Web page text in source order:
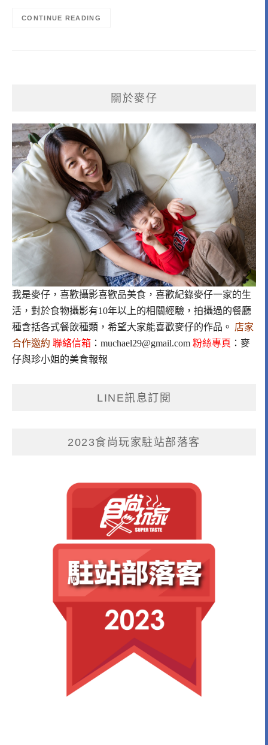
CONTINUE READING
關於麥仔
我是麥仔，喜歡攝影喜歡品美食，喜歡紀錄麥仔一家的生
活，對於食物攝影有10年以上的相關經驗，拍攝過的餐廳
種含括各式餐飲種類，希望大家能喜歡麥仔的作品。 店家
合作邀約 聯絡信箱 ： muchael29@gmail.com 粉絲專頁 ： 麥
仔與珍小姐的美食報報
LINE訊息訂閱
2023食尚玩家駐站部落客